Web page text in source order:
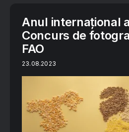
Anul internațional
Concurs de
FAO
23.08.2023